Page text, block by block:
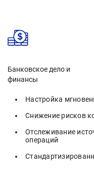
Банковское дело и
финансы
Настройка
Снижение рисков
Отслеживание
операций